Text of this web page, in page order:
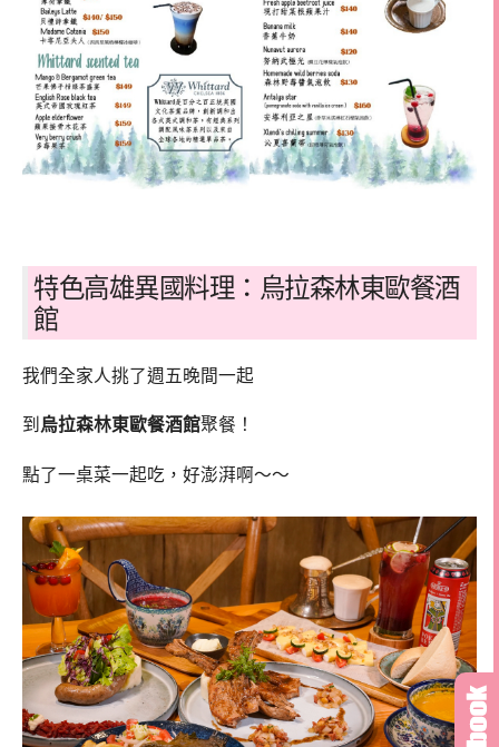
特色高雄異國料理：烏拉森林東歐餐酒
館
我們全家人挑了週五晚間一起
到 烏拉森林東歐餐酒館聚餐！
點了一桌菜一起吃，好澎湃啊～～